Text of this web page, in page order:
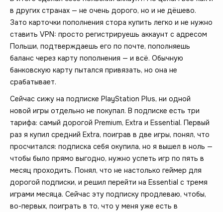
в других странах — не очень дорого, но и не дёшево.
Зато карточки пополнения стора купить легко и не нужно
ставить VPN: просто регистрируешь аккаунт с адресом
Польши, подтверждаешь его по почте, пополняешь
баланс через карту пополнения — и всё. Обычную
банковскую карту пытался привязать, но она не
срабатывает.
Сейчас сижу на подписке PlayStation Plus, ни одной
новой игры отдельно не покупал. В подписке есть три
тарифа: самый дорогой Premium, Extra и Essential. Первый
раз я купил средний Extra, поиграв в две игры, понял, что
просчитался: подписка себя окупила, но я вышел в ноль —
чтобы было прямо выгодно, нужно успеть игр по пять в
месяц проходить. Понял, что не настолько геймер для
дорогой подписки, и решил перейти на Essential с тремя
играми месяца. Сейчас эту подписку продлеваю, чтобы,
во-первых, поиграть в то, что у меня уже есть в